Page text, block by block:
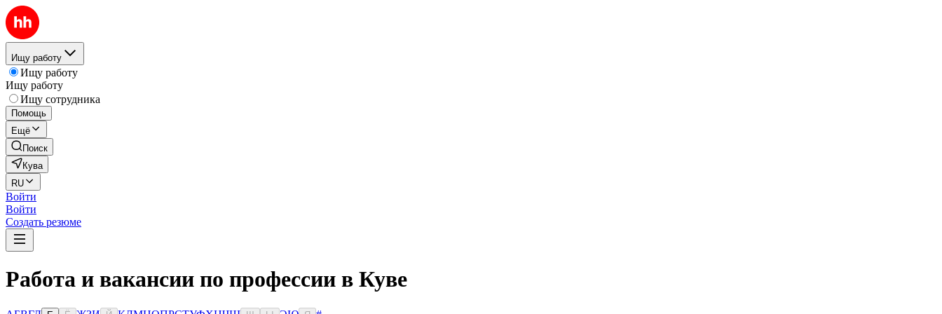
Ищу работу
Ищу работу
Ищу работу
Ищу сотрудника
Помощь
Ещё
Поиск
Кува
RU
Войти
Войти
Создать резюме
Работа и вакансии по профессии в Куве